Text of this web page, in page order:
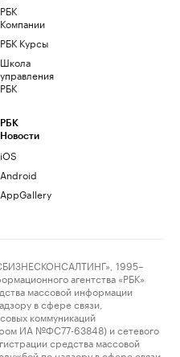
РБК
Компании
РБК Курсы
Школа
управления
РБК
РБК
Новости
iOS
Android
AppGallery
1995–
агентства «РБК»
массовой информации
в сфере связи,
коммуникаций
ИА №ФС77-63848) и сетевого
средства массовой